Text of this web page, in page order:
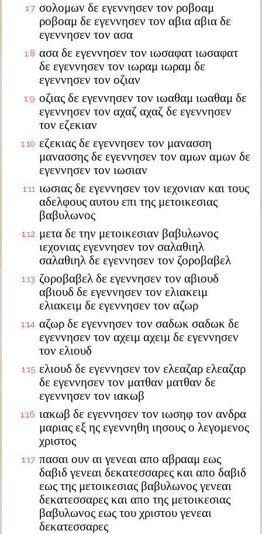
1:7 σολομων δε εγεννησεν τον ροβοαμ
ροβοαμ δε εγεννησεν τον αβια αβια δε
εγεννησεν τον ασα
1:8 ασα δε εγεννησεν τον ιωσαφατ ιωσαφατ
δε εγεννησεν τον ιωραμ ιωραμ δε
εγεννησεν τον οζιαν
1:9 οζιας δε εγεννησεν τον ιωαθαμ ιωαθαμ δε
εγεννησεν τον αχαζ αχαζ δε εγεννησεν
τον εζεκιαν
1:10 εζεκιας δε εγεννησεν τον μανασση
μανασσης δε εγεννησεν τον αμων αμων δε
εγεννησεν τον ιωσιαν
1:11 ιωσιας δε εγεννησεν τον ιεχονιαν και τους
αδελφους αυτου επι της μετοικεσιας
βαβυλωνος
1:12 μετα δε την μετοικεσιαν βαβυλωνος
ιεχονιας εγεννησεν τον σαλαθιηλ
σαλαθιηλ δε εγεννησεν τον ζοροβαβελ
1:13 ζοροβαβελ δε εγεννησεν τον αβιουδ
αβιουδ δε εγεννησεν τον ελιακειμ
ελιακειμ δε εγεννησεν τον αζωρ
1:14 αζωρ δε εγεννησεν τον σαδωκ σαδωκ δε
εγεννησεν τον αχειμ αχειμ δε εγεννησεν
τον ελιουδ
1:15 ελιουδ δε εγεννησεν τον ελεαζαρ ελεαζαρ
δε εγεννησεν τον ματθαν ματθαν δε
εγεννησεν τον ιακωβ
1:16 ιακωβ δε εγεννησεν τον ιωσηφ τον ανδρα
μαριας εξ ης εγεννηθη ιησους ο λεγομενος
χριστος
1:17 πασαι ουν αι γενεαι απο αβρααμ εως
δαβιδ γενεαι δεκατεσσαρες και απο δαβιδ
εως της μετοικεσιας βαβυλωνος γενεαι
δεκατεσσαρες και απο της μετοικεσιας
βαβυλωνος εως του χριστου γενεαι
δεκατεσσαρες